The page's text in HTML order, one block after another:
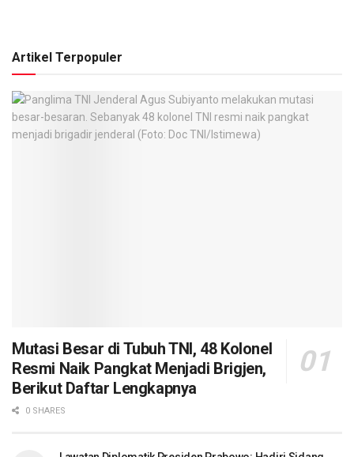
Artikel Terpopuler
Mutasi Besar di Tubuh TNI, 48 Kolonel
Resmi Naik Pangkat Menjadi Brigjen,
Berikut Daftar Lengkapnya
0 SHARES